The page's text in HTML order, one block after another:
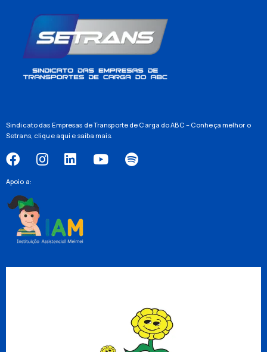
Sindicato das Empresas de Transporte de Carga do ABC – Conheça melhor o
Setrans, clique aqui e saiba mais.
Apoio a: